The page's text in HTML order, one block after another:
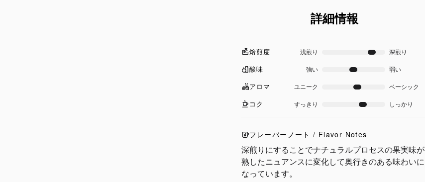
詳細情報
焙煎度 浅煎り 深煎り
酸味 強い 弱い
アロマ ユニーク ベーシック
コク すっきり しっかり
フレーバーノート / Flavor Notes
深煎りにすることでナチュラルプロセスの果実味が
熟したニュアンスに変化して奥行きのある味わいに
なっています。